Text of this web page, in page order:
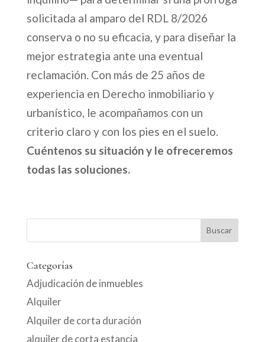
solicitada al amparo del RDL 8/2026
conserva o no su eficacia, y para diseñar la
mejor estrategia ante una eventual
reclamación. Con más de 25 años de
experiencia en Derecho inmobiliario y
urbanístico, le acompañamos con un
criterio claro y con los pies en el suelo.
Cuéntenos su situación y le ofreceremos
todas las soluciones.
Categorías
Adjudicación de inmuebles
Alquiler
Alquiler de corta duración
alquiler de corta estancia